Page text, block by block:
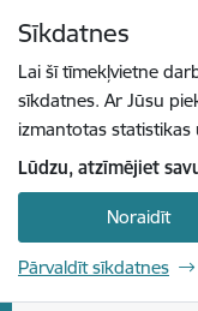
Sīkdatnes
Lai šī tīmekļvietne
sīkdatnes. Ar Jūsu
izmantotas
Lūdzu, atzīmējiet
Noraidīt
Pārvaldīt sīkdatnes